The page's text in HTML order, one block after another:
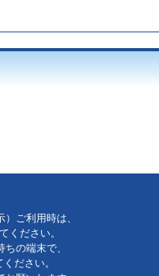
ご利用時は、
ください。
の端末で、
ださい。